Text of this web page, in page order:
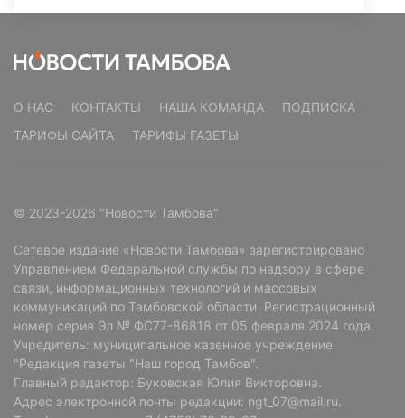
О НАС КОНТАКТЫ НАША КОМАНДА
ПОДПИСКА
ТАРИФЫ САЙТА
ТАРИФЫ ГАЗЕТЫ
© 2023-2026 "Новости Тамбова"
Сетевое издание «Новости Тамбова» зарегистрировано
Управлением Федеральной службы по надзору в сфере
связи, информационных технологий и массовых
коммуникаций по Тамбовской области. Регистрационный
номер серия Эл № ФС77-86818 от 05 февраля 2024 года.
Учредитель: муниципальное казенное учреждение
"Редакция газеты "Наш город Тамбов".
Главный редактор: Буковская Юлия Викторовна.
Адрес электронной почты редакции: ngt_07@mail.ru.